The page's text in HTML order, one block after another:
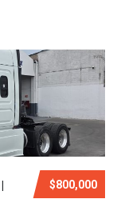
$800,000